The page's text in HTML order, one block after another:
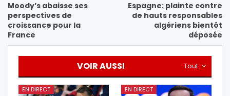
Moody’s abaisse ses
perspectives de
croissance pour la
France
Espagne: plainte contre
de hauts responsables
algériens bientôt
déposée
Tout
VOIR AUSSI
EN DIRECT EN DIRECT